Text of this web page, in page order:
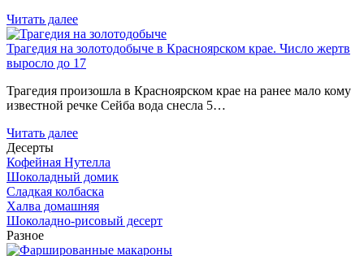
Читать далее
Трагедия на золотодобыче в Красноярском крае. Число жертв
выросло до 17
Трагедия произошла в Красноярском крае на ранее мало кому
известной речке Сейба вода снесла 5…
Читать далее
Десерты
Кофейная Нутелла
Шоколадный домик
Сладкая колбаска
Халва домашняя
Шоколадно-рисовый десерт
Разное